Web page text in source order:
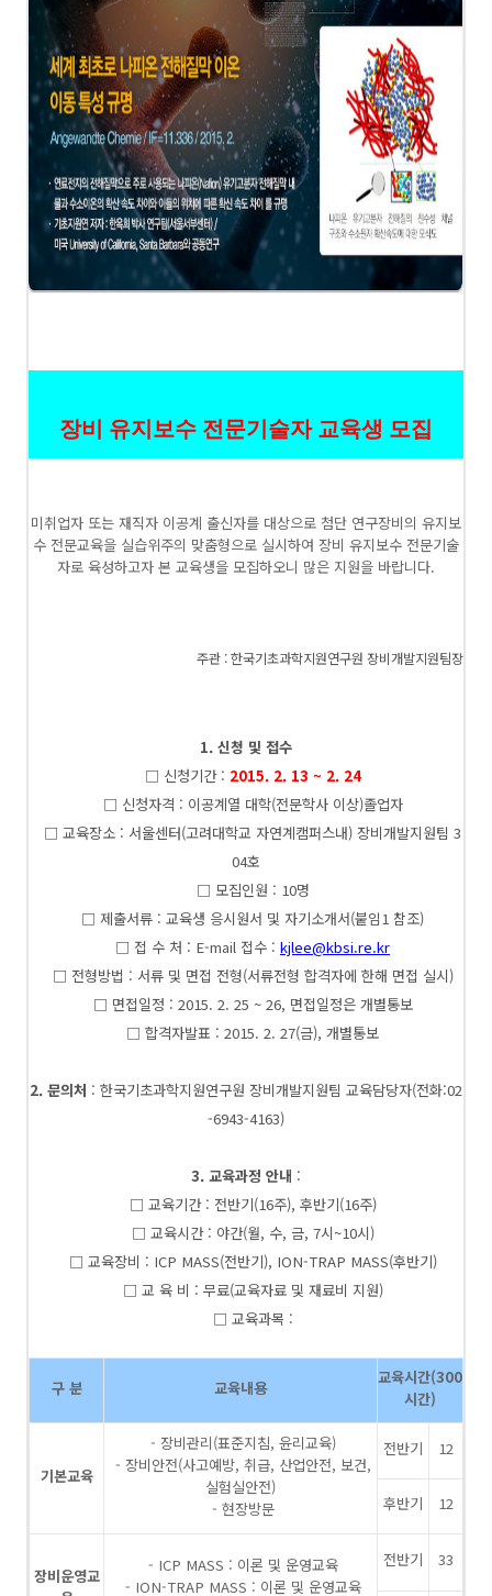
장비 유지보수 전문기술자 교육생 모집
미취업자 또는 재직자 이공계 출신자를 대상으로 첨단 연구장비의 유지보
수 전문교육을 실습위주의 맞춤형으로 실시하여 장비 유지보수 전문기술
자로 육성하고자 본 교육생을 모집하오니 많은 지원을 바랍니다.
주관 : 한국기초과학지원연구원 장비개발지원팀장
1. 신청 및 접수
□ 신청기간 : 2015. 2. 13 ~ 2. 24
□ 신청자격 : 이공계열 대학(전문학사 이상)졸업자
□ 교육장소 : 서울센터(고려대학교 자연계캠퍼스내) 장비개발지원팀 3
04호
□ 모집인원 : 10명
□ 제출서류 : 교육생 응시원서 및 자기소개서(붙임1 참조)
□ 접 수 처 : E-mail 접수 : kjlee@kbsi.re.kr
□ 전형방법 : 서류 및 면접 전형(서류전형 합격자에 한해 면접 실시)
□ 면접일정 : 2015. 2. 25 ~ 26, 면접일정은 개별통보
□ 합격자발표 : 2015. 2. 27(금), 개별통보
2. 문의처 : 한국기초과학지원연구원 장비개발지원팀 교육담당자(전화:02
-6943-4163)
3. 교육과정 안내 :
□ 교육기간 : 전반기(16주), 후반기(16주)
□ 교육시간 : 야간(월, 수, 금, 7시~10시)
□ 교육장비 : ICP MASS(전반기), ION-TRAP MASS(후반기)
□ 교 육 비 : 무료(교육자료 및 재료비 지원)
□ 교육과목 :
구 분 교육내용
교육시간(300
시간)
기본교육
- 장비관리(표준지침, 윤리교육)
- 장비안전(사고예방, 취급, 산업안전, 보건,
실험실안전)
- 현장방문
전반기 12
후반기 12
장비운영교
- ICP MASS : 이론 및 운영교육
- ION-TRAP MASS : 이론 및 운영교육
전반기 33